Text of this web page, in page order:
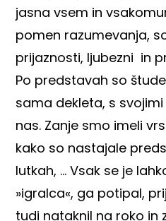
jasna vsem in
pomen razumevanja,
prijaznosti, ljubezni in
Po predstavah so
sama dekleta, s
nas. Zanje smo imeli
kako so nastajale
lutkah, … Vsak se je
»igralca«, ga potipal,
tudi nataknil na roko in